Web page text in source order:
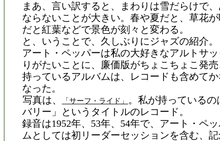
まあ、言い訳すると、まわりは雪だらけで
ならないことが大きい。春や夏だと、草花
だと紅葉などで景色が刻々と変わる。
と、いうことで、久しぶりにジャズの紹介。
アート・ペッパーは私の大好きなアルトサ
りがたいことに、廉価版がちょこちょこ発
持っているアルバムは、レコードも含めて
なった。
写真は、
「サーフ・ライド」
。私が持っている
バリー」というタイトルのレコード。
録音は1952年、53年、54年で、アート・ペ
ムとしては初リーダーセッションを含む、